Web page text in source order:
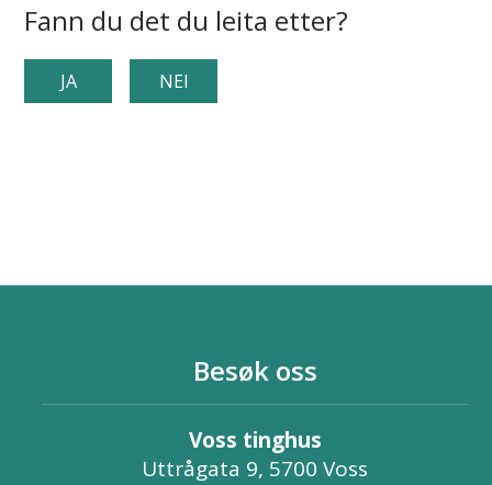
Fann du det du leita etter?
JA NEI
Besøk oss
Voss tinghus
Uttrågata 9, 5700 Voss